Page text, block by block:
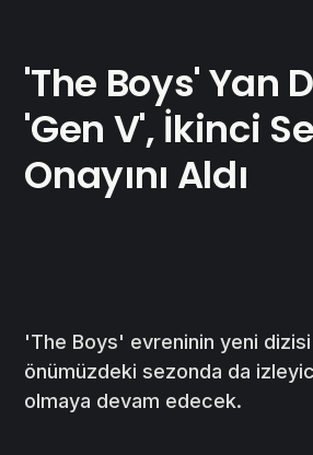
'The Boys' Yan
'Gen V', İkinci
Onayını Aldı
'The Boys' evreninin yeni dizisi
önümüzdeki sezonda da
olmaya devam edecek.